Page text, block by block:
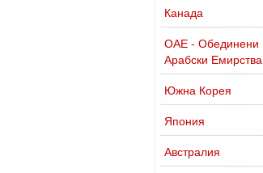
Канада
ОАЕ - Обединени
Арабски Емирства
Южна Корея
Япония
Австралия